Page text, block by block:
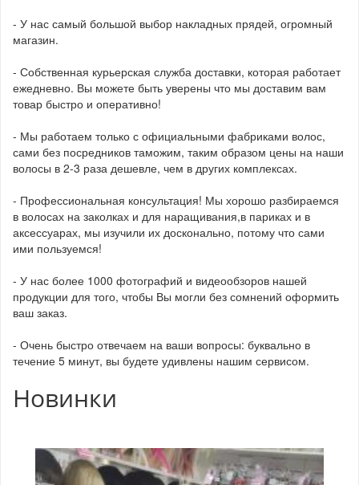
- У нас самый большой выбор накладных прядей, огромный
магазин.
- Собственная курьерская служба доставки, которая работает
ежедневно. Вы можете быть уверены что мы доставим вам
товар быстро и оперативно!
- Мы работаем только с официальными фабриками волос,
сами без посредников таможим, таким образом цены на наши
волосы в 2-3 раза дешевле, чем в других комплексах.
- Профессиональная консультация! Мы хорошо разбираемся
в волосах на заколках и для наращивания,в париках и в
аксессуарах, мы изучили их досконально, потому что сами
ими пользуемся!
- У нас более 1000 фотографий и видеообзоров нашей
продукции для того, чтобы Вы могли без сомнений оформить
ваш заказ.
- Очень быстро отвечаем на ваши вопросы: буквально в
течение 5 минут, вы будете удивлены нашим сервисом.
Новинки